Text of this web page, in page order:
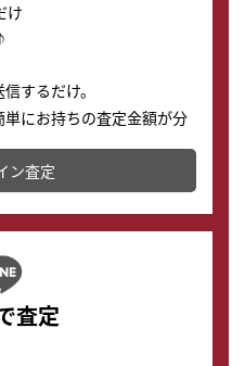
け
するだけ。
にお持ちの査定金額が分
ン査定
査定